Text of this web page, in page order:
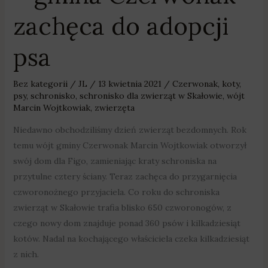
zachęca do adopcji
psa
Bez kategorii/ JL / 13 kwietnia 2021 / Czerwonak, koty,
psy, schronisko, schronisko dla zwierząt w Skałowie, wójt
Marcin Wojtkowiak, zwierzęta
Niedawno obchodziliśmy dzień zwierząt bezdomnych. Rok
temu wójt gminy Czerwonak Marcin Wojtkowiak otworzył
swój dom dla Figo, zamieniając kraty schroniska na
przytulne cztery ściany. Teraz zachęca do przygarnięcia
czworonożnego przyjaciela. Co roku do schroniska
zwierząt w Skałowie trafia blisko 650 czworonogów, z
czego nowy dom znajduje ponad 360 psów i kilkadziesiąt
kotów. Nadal na kochającego właściciela czeka kilkadziesiąt
z nich.